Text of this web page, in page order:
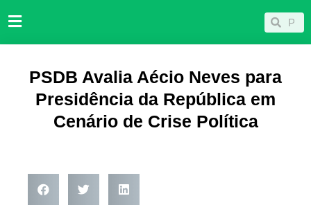
para
Pesquisar
PSDB Avalia Aécio Neves para
Presidência da República em
Cenário de Crise Política